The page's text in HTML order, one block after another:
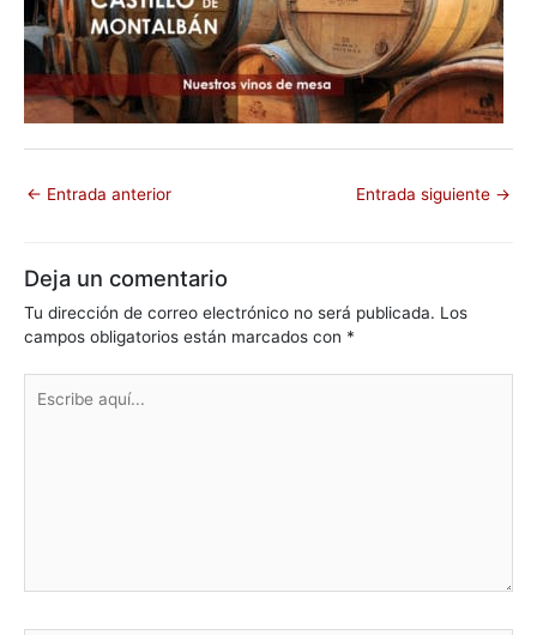
← Entrada anterior Entrada siguiente →
Deja un comentario
Tu dirección de correo electrónico no será publicada. Los
campos obligatorios están marcados con *
aquí...